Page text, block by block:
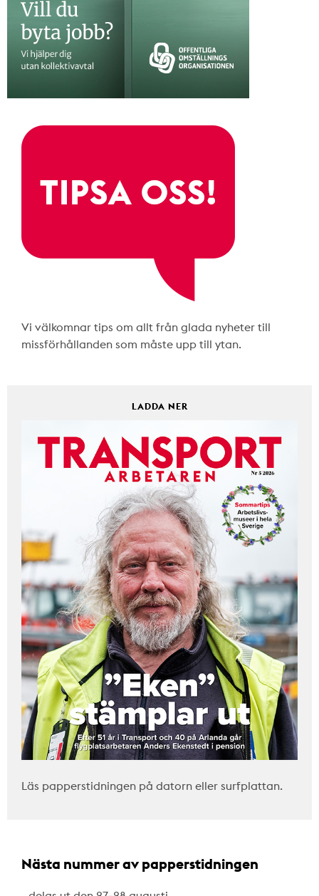
Vi välkomnar tips om allt från glada nyheter till
missförhållanden som måste upp till ytan.
LADDA NER
Läs papperstidningen på datorn eller surfplattan.
Nästa nummer av papperstidningen